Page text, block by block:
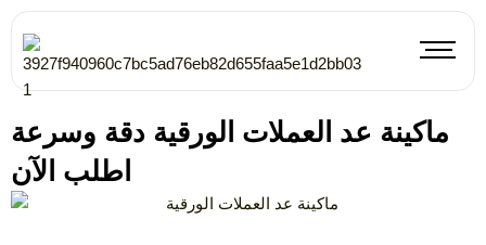
content
ماكينة عد العملات الورقية دقة وسرعة
اطلب الآن